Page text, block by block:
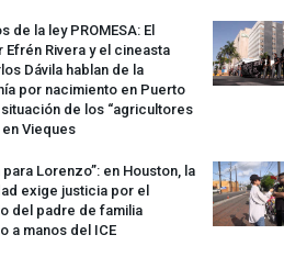
de la ley PROMESA: El
Rivera y el cineasta
Dávila hablan de la
por nacimiento en Puerto
situación de los “agricultores
en Vieques
para Lorenzo”: en Houston, la
exige justicia por el
del padre de familia
a manos del ICE